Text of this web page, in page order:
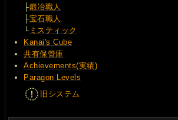
├鍛冶職人
├宝石職人
└ミスティック
Kanai's Cube
共有保管庫
Achievements(実績)
Paragon Levels
旧システム